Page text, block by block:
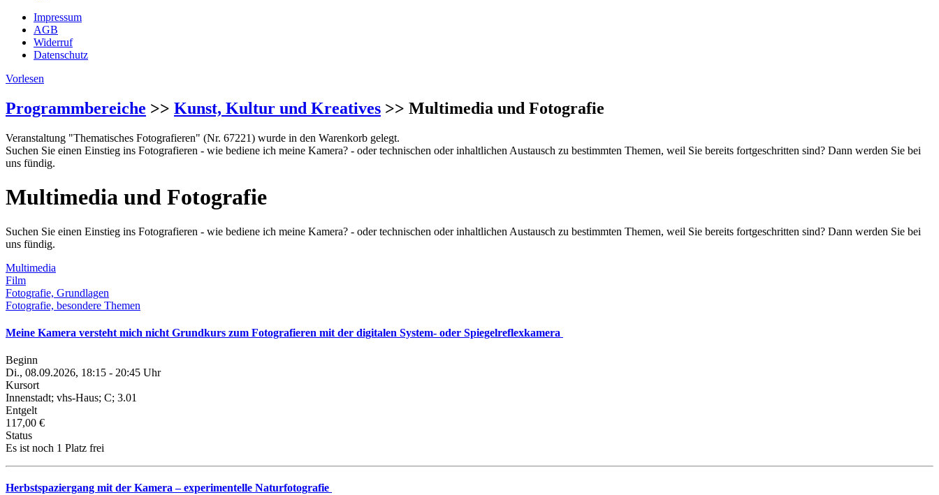
Impressum
AGB
Widerruf
Datenschutz
Vorlesen
Programmbereiche >> Kunst, Kultur und Kreatives >> Multimedia und Fotografie
Veranstaltung "Thematisches Fotografieren" (Nr. 67221) wurde in den Warenkorb gelegt.
Suchen Sie einen Einstieg ins Fotografieren - wie bediene ich meine Kamera? - oder technischen oder inhaltlichen Austausch zu bestimmten Themen, weil Sie bereits fortgeschritten sind? Dann werden Sie bei
uns fündig.
Multimedia und Fotografie
Suchen Sie einen Einstieg ins Fotografieren - wie bediene ich meine Kamera? - oder technischen oder inhaltlichen Austausch zu bestimmten Themen, weil Sie bereits fortgeschritten sind? Dann werden Sie bei
uns fündig.
Multimedia
Film
Fotografie, Grundlagen
Fotografie, besondere Themen
Meine Kamera versteht mich nicht Grundkurs zum Fotografieren mit der digitalen System- oder Spiegelreflexkamera
Beginn
Di., 08.09.2026, 18:15 - 20:45 Uhr
Kursort
Innenstadt; vhs-Haus; C; 3.01
Entgelt
117,00 €
Status
Es ist noch 1 Platz frei
Herbstspaziergang mit der Kamera – experimentelle Naturfotografie